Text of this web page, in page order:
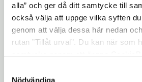
alla” och ger då ditt samtycke till
också välja att uppge vilka syften
genom att välja dessa här nedan
rutan ”Tillåt urval”. Du kan när som
"Visa detaljer" kan du läsa om hur
Nödvändiga
Då ska du mejla till
skriva vilken adress du har
med de som delar ut bladet.
Finns på flera platser
Du kan hämta bladet själv